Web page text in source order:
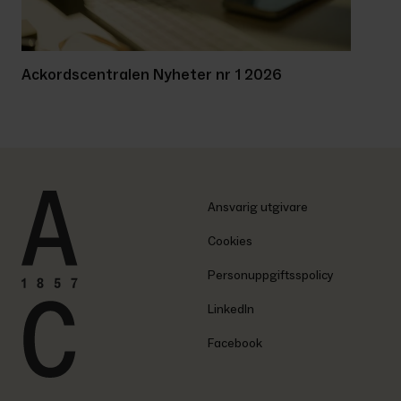
Ackordscentralen Nyheter nr 1 2026
Ansvarig utgivare
Cookies
Personuppgiftsspolicy
LinkedIn
Facebook